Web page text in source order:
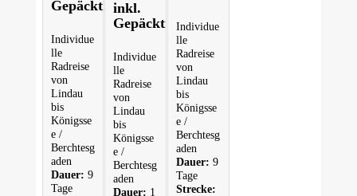
Gepäcktransfer
Individue
lle
Radreise
von
Lindau
bis
Königsse
e /
Berchtesg
aden
Dauer: 9
Tage
inkl.
Gepäcktransfer
Individue
lle
Radreise
von
Lindau
bis
Königsse
e /
Berchtesg
aden
Dauer: 1
Individue
lle
Radreise
von
Lindau
bis
Königsse
e /
Berchtesg
aden
Dauer: 9
Tage
Strecke: